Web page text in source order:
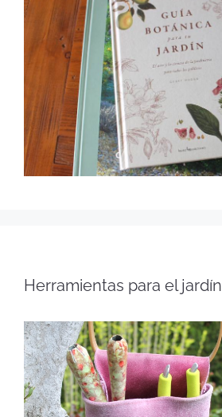
Herramientas para el jardín